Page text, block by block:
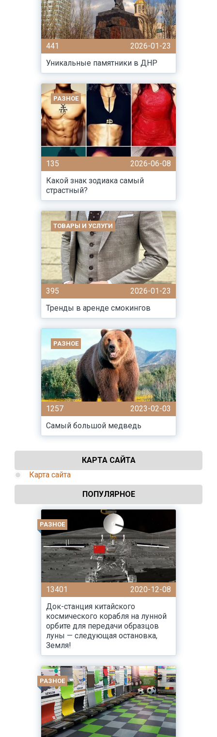
441
2026-01-23
Уникальные памятники в ДНР
РАЗНОЕ
135
2026-06-08
Какой знак зодиака самый
страстный?
ТОВАРЫ И УСЛУГИ
395
2026-01-23
Тренды в аренде смокингов
РАЗНОЕ
1257
2023-02-03
Самый большой медведь
КАРТА САЙТА
Карта сайта
ПОПУЛЯРНОЕ
РАЗНОЕ
13401
2020-12-08
Док-станция китайского
космического корабля на лунной
орбите для передачи образцов
луны — следующая остановка,
Земля!
РАЗНОЕ